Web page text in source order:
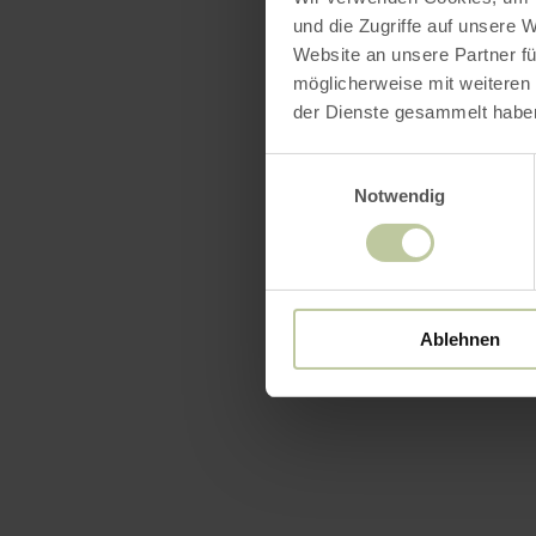
und die Zugriffe auf unsere
Website an unsere Partner
möglicherweise mit
der Dienste gesammelt
Notwendig
Ablehnen